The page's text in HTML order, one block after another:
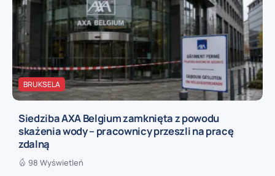
BRUKSELA
Siedziba AXA Belgium zamknięta z powodu
skażenia wody – pracownicy przeszli na pracę
zdalną
98 Wyświetleń